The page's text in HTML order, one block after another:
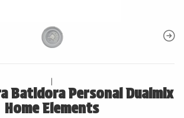
Batidora Personal Dualmix
Home Elements